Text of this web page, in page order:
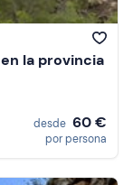
la provincia
desde 60 €
por persona